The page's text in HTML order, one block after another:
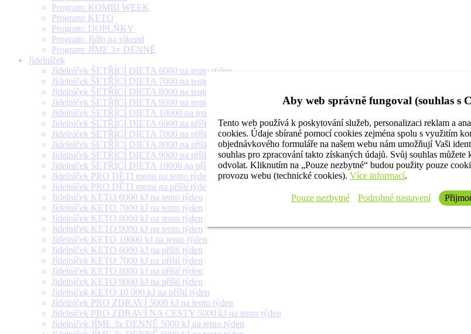
Aby web správně fungoval (souhlas s
Tento web používá k poskytování služeb, personalizaci reklam a
cookies. Údaje sbírané pomocí cookies zejména spolu s využitím
objednávkového formuláře na našem webu nám umožňují Vaši
souhlas pro zpracování takto získaných údajů. Svůj souhlas
odvolat. Kliknutím na „Pouze nezbytné“ budou použity pouze
provozu webu (technické cookies). Více informací.
Pouze nezbytné Podrobné nastavení
Program: KOMBI WEEK
Program: KETO
Program: DOPLŇKY
Program: Jídlo na víkend
Program: JÍME 3× DENNĚ
Jídelníček
Jídelníček ŠETŘÍCÍ DIETA 6000 na tento týden
Jídelníček ŠETŘÍCÍ DIETA 7000 na tento týden
Jídelníček ŠETŘÍCÍ DIETA 8000 na tento týden
Jídelníček ŠETŘÍCÍ DIETA 9000 na tento týden
Jídelníček ŠETŘÍCÍ DIETA 10000 na tento týden
Jídelníček ŠETŘÍCÍ DIETA 6000 na příští týden
Jídelníček ŠETŘÍCÍ DIETA 7000 na příští týden
Jídelníček ŠETŘÍCÍ DIETA 8000 na příští týden
Jídelníček ŠETŘÍCÍ DIETA 9000 na příští týden
Jídelníček ŠETŘÍCÍ DIETA 10000 na příští týden
Jídelníček PRO DĚTI menu na tento týden
Jídelníček PRO DĚTI menu na příští týden
Jídelníček KETO 6000 kJ na tento týden
Jídelníček KETO 7000 kJ na tento týden
Jídelníček KETO 8000 kJ na tento týden
Jídelníček KETO 9000 kJ na tento týden
Jídelníček KETO 10000 kJ na tento týden
Jídelníček KETO 6000 kJ na příští týden
Jídelníček KETO 7000 kJ na příští týden
Jídelníček KETO 8000 kJ na příští týden
Jídelníček KETO 9000 kJ na příští týden
Jídelníček KETO 10 000 kJ na příští týden
Jídelníček PRO ZDRAVÍ 5000 kJ na tento týden
Jídelníček PRO ZDRAVÍ NA CESTY 5000 kJ na tento týden
Jídelníček JÍME 3x DENNĚ 5000 kJ na tento týden